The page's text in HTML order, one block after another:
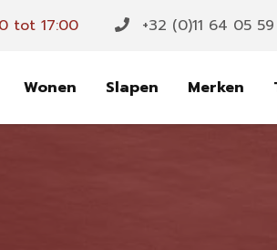
tot 17:00 +32 (0)11 64 05 59
Wonen Slapen Merken